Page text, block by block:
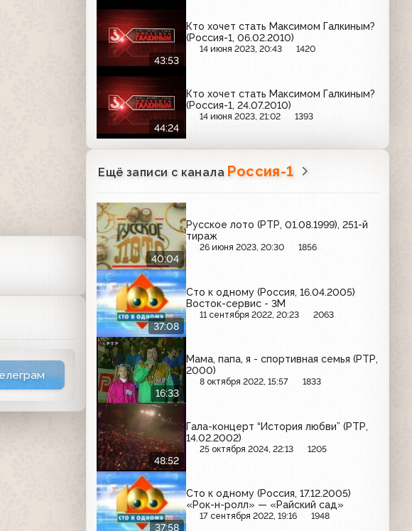
43:53
Кто хочет стать Максимом Галкиным?
(Россия-1, 06.02.2010)
14 июня 2023, 20:43 1420
44:24
Кто хочет стать Максимом Галкиным?
(Россия-1, 24.07.2010)
14 июня 2023, 21:02 1393
Ещё записи с канала Россия-1
40:04
Русское лото (РТР, 01.08.1999), 251-й
тираж
26 июня 2023, 20:30 1856
37:08
Сто к одному (Россия, 16.04.2005)
Восток-сервис - 3М
11 сентября 2022, 20:23 2063
16:33
Мама, папа, я - спортивная семья (РТР,
2000)
8 октября 2022, 15:57 1833
48:52
Гала-концерт “История любви” (РТР,
14.02.2002)
25 октября 2024, 22:13 1205
37:58
Сто к одному (Россия, 17.12.2005)
«Рок-н-ролл» — «Райский сад»
17 сентября 2022, 19:16 1948